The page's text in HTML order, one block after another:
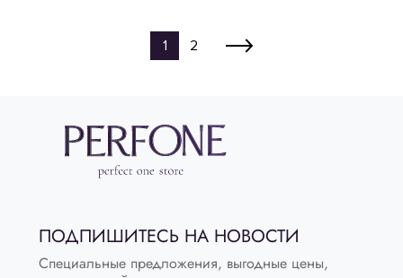
1 2
ПОДПИШИТЕСЬ НА НОВОСТИ
Специальные предложения, выгодные цены,